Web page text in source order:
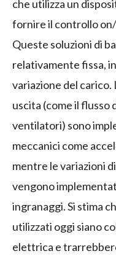
che utilizza un
fornire il controllo
Queste soluzioni di
relativamente fissa,
variazione del carico.
uscita (come il flusso
ventilatori) sono
meccanici come
mentre le variazioni
vengono
ingranaggi. Si stima
utilizzati oggi siano
elettrica e